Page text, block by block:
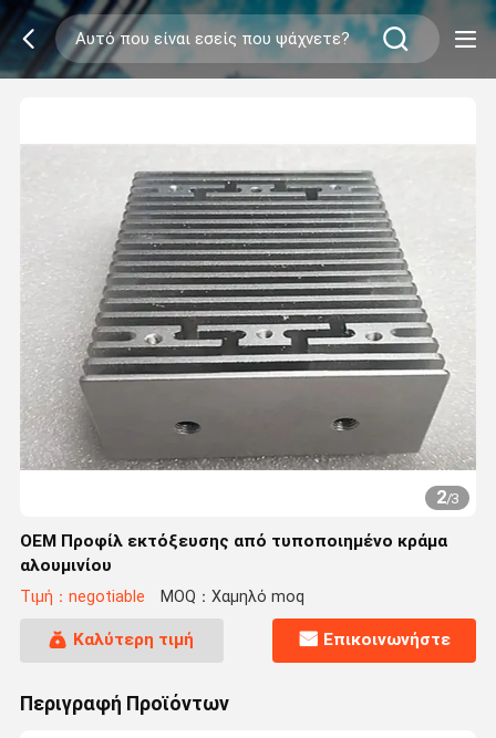
2/3
OEM Προφίλ εκτόξευσης από τυποποιημένο κράμα
αλουμινίου
Τιμή：negotiable MOQ：Χαμηλό moq
Καλύτερη τιμή Επικοινωνήστε
Περιγραφή Προϊόντων